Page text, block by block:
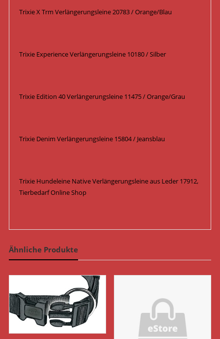
Trixie X Trm Verlängerungsleine 20783 / Orange/Blau
Trixie Experience Verlängerungsleine 10180 / Silber
Trixie Edition 40 Verlängerungsleine 11475 / Orange/Grau
Trixie Denim Verlängerungsleine 15804 / Jeansblau
Trixie Hundeleine Native Verlängerungsleine aus Leder 17912,
Tierbedarf Online Shop
Ähnliche Produkte